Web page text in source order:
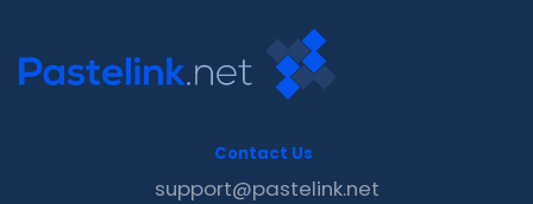
Contact Us
support@pastelink.net